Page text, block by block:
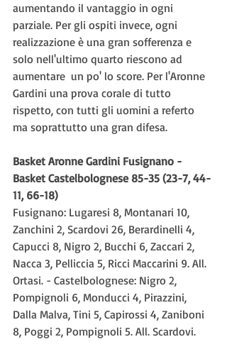
aumentando il vantaggio in ogni
parziale. Per gli ospiti invece, ogni
realizzazione è una gran sofferenza e
solo nell'ultimo quarto riescono ad
aumentare  un po' lo score. Per l'Aronne
Gardini una prova corale di tutto
rispetto, con tutti gli uomini a referto
ma soprattutto una gran difesa.
Basket Aronne Gardini Fusignano -
Basket Castelbolognese 85-35 (23-7, 44-
11, 66-18)
Fusignano: Lugaresi 8, Montanari 10,
Zanchini 2, Scardovi 26, Berardinelli 4,
Capucci 8, Nigro 2, Bucchi 6, Zaccari 2,
Nacca 3, Pelliccia 5, Ricci Maccarini 9. All.
Ortasi. - Castelbolognese: Nigro 2,
Pompignoli 6, Monducci 4, Pirazzini,
Dalla Malva, Tini 5, Capirossi 4, Zaniboni
8, Poggi 2, Pompignoli 5. All. Scardovi.